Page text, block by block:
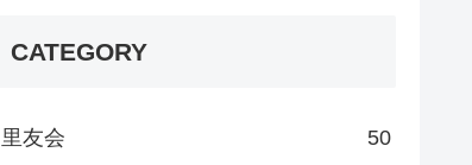
CATEGORY
里友会 50